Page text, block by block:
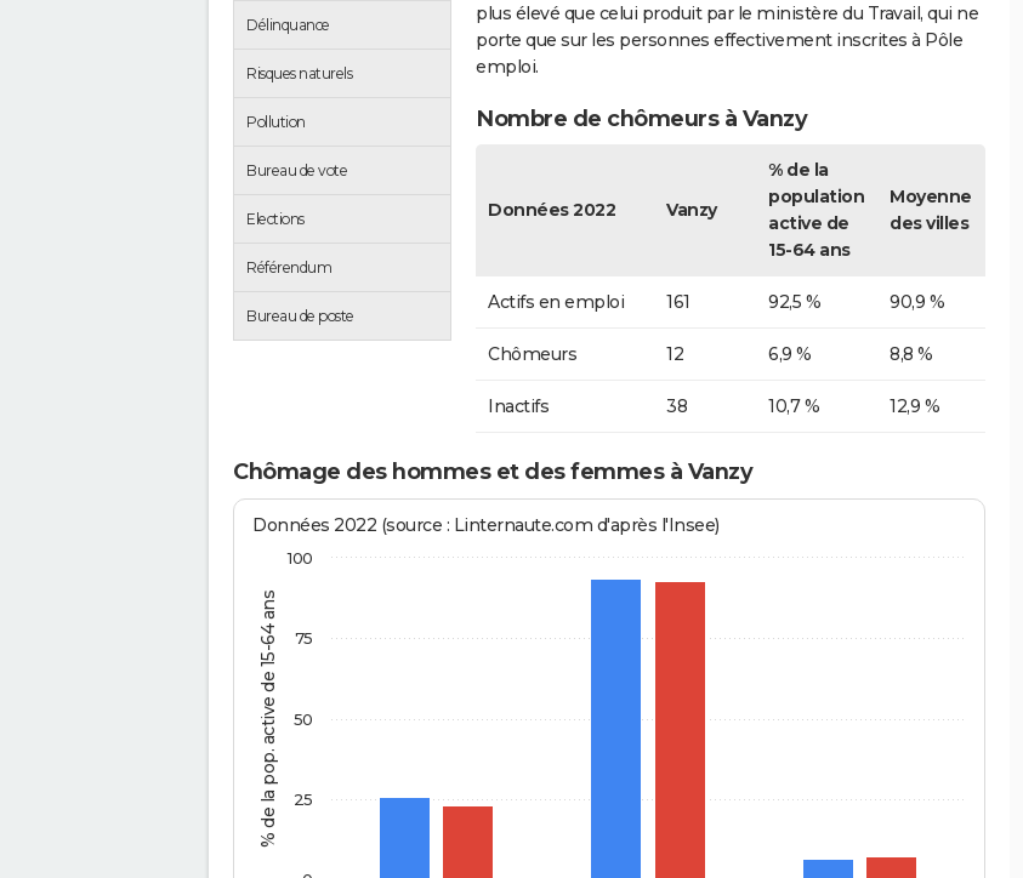
Délinquance
Risques naturels
Pollution
Bureau de vote
Elections
Référendum
Bureau de poste
plus élevé que celui produit par le ministère du Travail, qui ne
porte que sur les personnes effectivement inscrites à Pôle
emploi.
Nombre de chômeurs à Vanzy
Données 2022 Vanzy
% de la
population
active de
15-64 ans
Moyenne
des villes
Actifs en emploi 161 92,5 % 90,9 %
Chômeurs 12 6,9 % 8,8 %
Inactifs 38 10,7 % 12,9 %
Chômage des hommes et des femmes à Vanzy
% de la pop. active de 15-64 ans
Données 2022 (source : Linternaute.com d'après l'Insee)
25
50
75
100